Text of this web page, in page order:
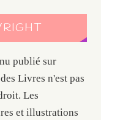
publié sur
Livres n'est pas
Les
et illustrations